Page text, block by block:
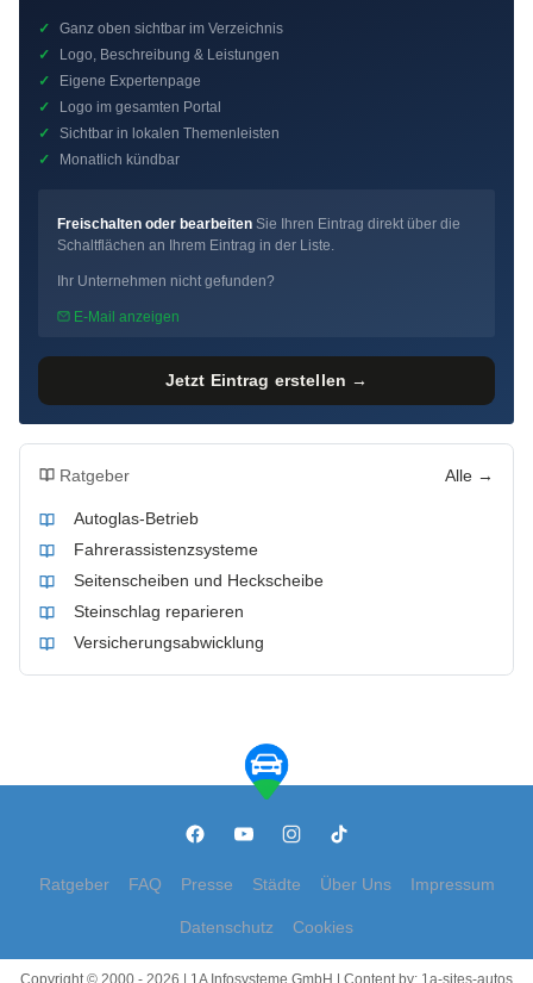
✓
Ganz oben sichtbar im Verzeichnis
✓
Logo, Beschreibung & Leistungen
✓
Eigene Expertenpage
✓
Logo im gesamten Portal
✓
Sichtbar in lokalen Themenleisten
✓
Monatlich kündbar
Freischalten oder bearbeiten Sie Ihren Eintrag direkt über die
Schaltflächen an Ihrem Eintrag in der Liste.
Ihr Unternehmen nicht gefunden?
E-Mail anzeigen
Jetzt Eintrag erstellen →
Ratgeber Alle →
Autoglas-Betrieb
Fahrerassistenzsysteme
Seitenscheiben und Heckscheibe
Steinschlag reparieren
Versicherungsabwicklung
Ratgeber FAQ Presse Städte Über Uns Impressum
Datenschutz Cookies
Copyright © 2000 - 2026 | 1A Infosysteme GmbH | Content by: 1a-sites-autos